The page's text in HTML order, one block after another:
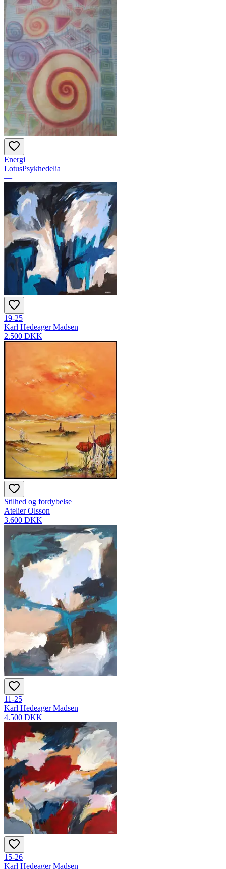
Energi
LotusPsykhedelia
—
19-25
Karl Hedeager Madsen
2.500 DKK
Stilhed og fordybelse
Atelier Olsson
3.600 DKK
11-25
Karl Hedeager Madsen
4.500 DKK
15-26
Karl Hedeager Madsen